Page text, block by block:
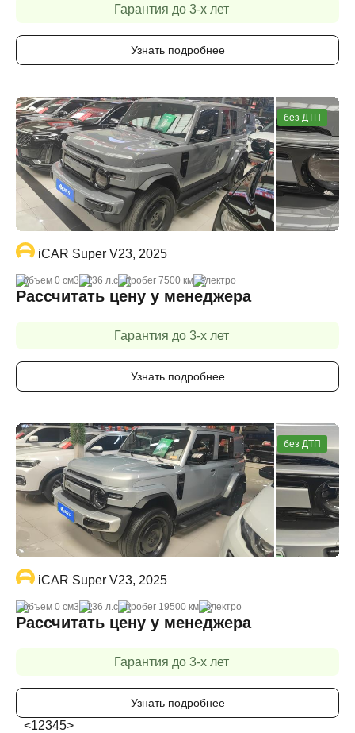
Гарантия до 3-х лет
Узнать подробнее
без ДТП
iCAR Super V23, 2025
объем 0 cм3 136 л.с пробег 7500 км электро
Рассчитать цену у менеджера
Гарантия до 3-х лет
Узнать подробнее
без ДТП
iCAR Super V23, 2025
объем 0 cм3 136 л.с пробег 19500 км электро
Рассчитать цену у менеджера
Гарантия до 3-х лет
Узнать подробнее
<12345>